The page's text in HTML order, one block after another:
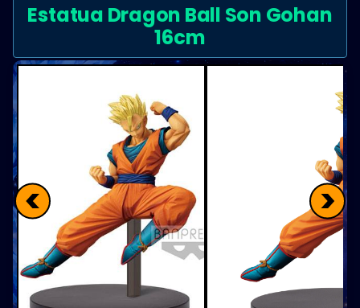
Estatua Dragon Ball Son Gohan
16cm
< >